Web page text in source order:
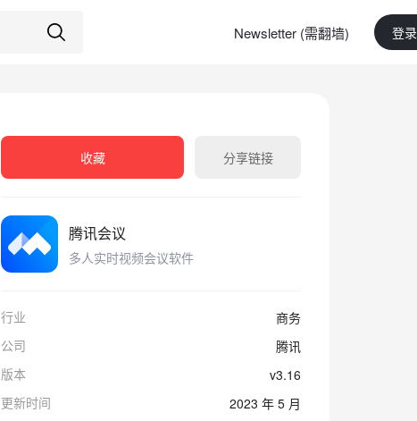
Newsletter (需翻墙) 登
收藏 分享链接
腾讯会议
多人实时视频会议软件
行业
商务
公司
腾讯
版本
v3.16
更新时间
2023 年 5 月